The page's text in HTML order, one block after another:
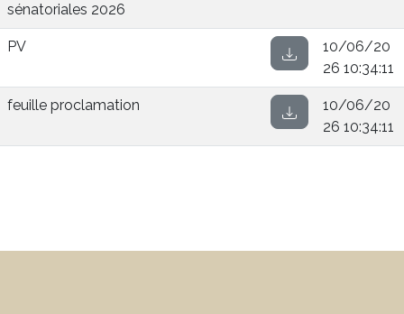
sénatoriales 2026
PV
10/06/20
26 10:34:11
feuille proclamation
10/06/20
26 10:34:11